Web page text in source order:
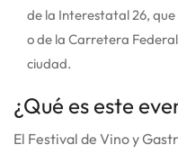
de la Interestatal 26,
o de la Carretera
ciudad.
¿Qué es este
El Festival de Vino y